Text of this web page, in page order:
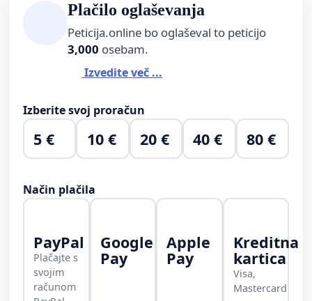
Plačilo oglaševanja
Peticija.online bo oglaševal to peticijo
3,000 osebam.
Izvedite več ...
Izberite svoj proračun
5 € 10 € 20 € 40 € 80 €
Način plačila
PayPal
Plačajte s
svojim
računom
Google
Pay
Apple
Pay
Kreditna
kartica
Visa,
Mastercard